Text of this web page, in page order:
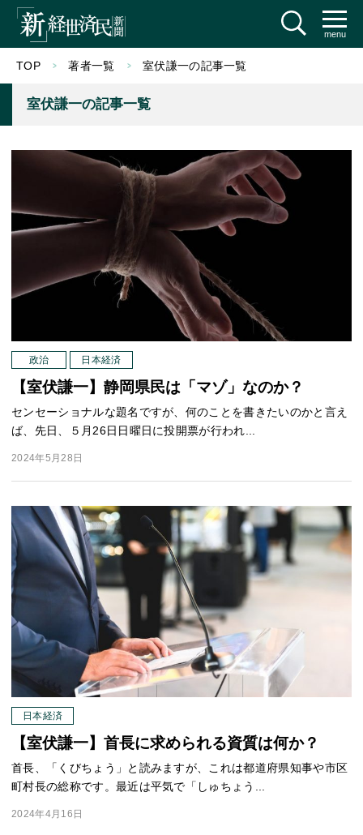
menu
TOP 著者一覧 室伏謙一の記事一覧
室伏謙一の記事一覧
政治 日本経済
【室伏謙一】静岡県民は「マゾ」なのか？
センセーショナルな題名ですが、何のことを書きたいのかと言え
ば、先日、５月26日日曜日に投開票が行われ...
2024年5月28日
日本経済
【室伏謙一】首長に求められる資質は何か？
首長、「くびちょう」と読みますが、これは都道府県知事や市区
町村長の総称です。最近は平気で「しゅちょう...
2024年4月16日